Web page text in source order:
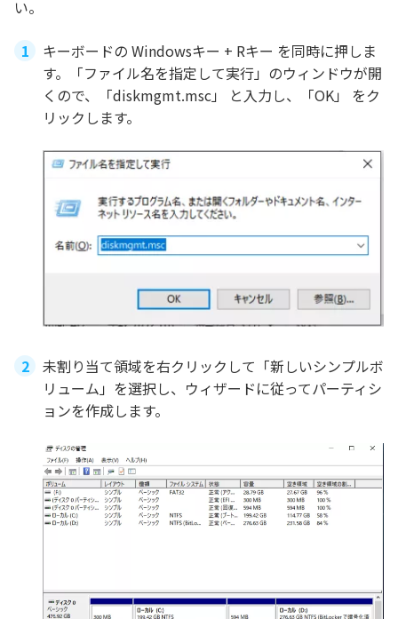
い。
キーボードの Windowsキー + Rキー を同時に押しま
す。「ファイル名を指定して実行」のウィンドウが開
くので、「diskmgmt.msc」 と入力し、「OK」 をク
リックします。
未割り当て領域を右クリックして「新しいシンプルボ
リューム」を選択し、ウィザードに従ってパーティシ
ョンを作成します。